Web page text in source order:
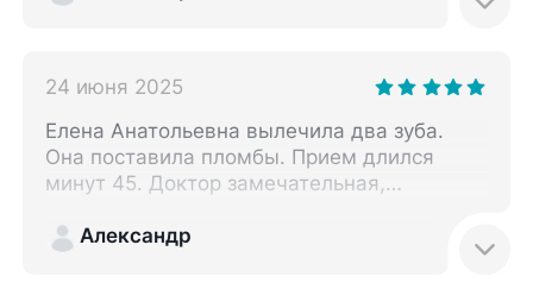
24 июня 2025
Елена Анатольевна вылечила два зуба.
Она поставила пломбы. Прием длился
минут 45. Доктор замечательная,
обращусь.
Александр